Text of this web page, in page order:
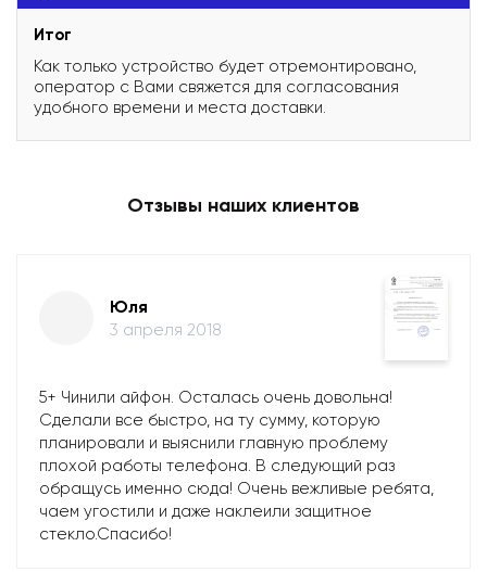
Итог
Как только устройство будет отремонтировано,
оператор с Вами свяжется для согласования
удобного времени и места доставки.
Отзывы наших клиентов
Юля
3 апреля 2018
5+ Чинили айфон. Осталась очень довольна!
Сделали все быстро, на ту сумму, которую
планировали и выяснили главную проблему
плохой работы телефона. В следующий раз
обращусь именно сюда! Очень вежливые ребята,
чаем угостили и даже наклеили защитное
стекло.Спасибо!